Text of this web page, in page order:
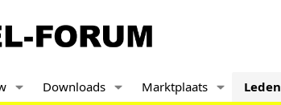
Downloads Marktplaats Leden